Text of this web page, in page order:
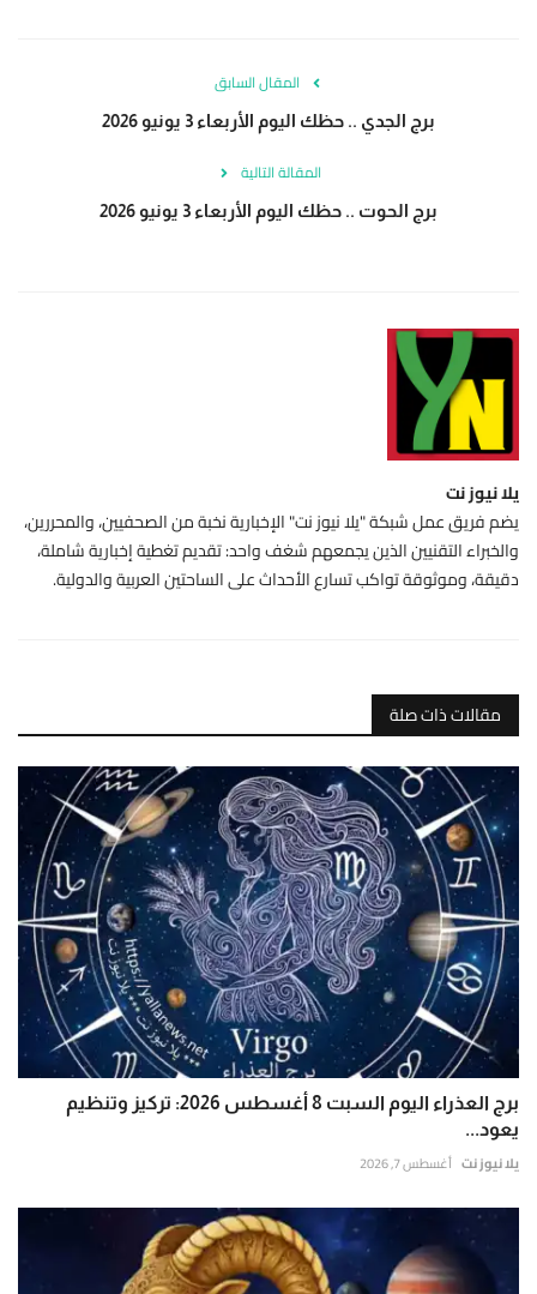
المقال السابق
برج الجدي .. حظك اليوم الأربعاء 3 يونيو 2026
المقالة التالية
برج الحوت .. حظك اليوم الأربعاء 3 يونيو 2026
يلا نيوز نت
يضم فريق عمل شبكة "يلا نيوز نت" الإخبارية نخبة من الصحفيين، والمحررين،
والخبراء التقنيين الذين يجمعهم شغف واحد: تقديم تغطية إخبارية شاملة،
دقيقة، وموثوقة تواكب تسارع الأحداث على الساحتين العربية والدولية.
مقالات ذات صلة
برج العذراء اليوم السبت 8 أغسطس 2026: تركيز وتنظيم
يعود...
يلا نيوز نت أغسطس 7, 2026